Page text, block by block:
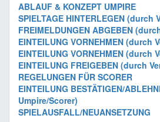
ABLAUF & KONZEPT UMPIRE
SPIELTAGE HINTERLEGEN (durch
FREIMELDUNGEN ABGEBEN
EINTEILUNG VORNEHMEN (durch
EINTEILUNG VORNEHMEN (durch
EINTEILUNG FREIGEBEN (durch
REGELUNGEN FÜR SCORER
EINTEILUNG BESTÄTIGEN/
Umpire/Scorer)
SPIELAUSFALL/NEUANSETZUNG